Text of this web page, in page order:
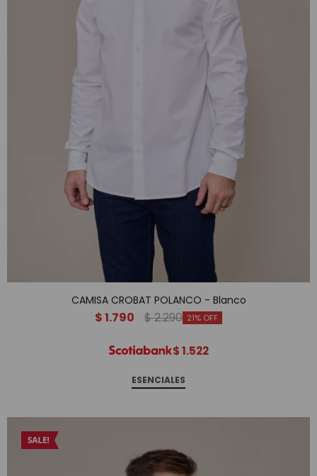
CAMISA CROBAT POLANCO - Blanco
$1.790 $2.290 21
$1.522
ESENCIALES